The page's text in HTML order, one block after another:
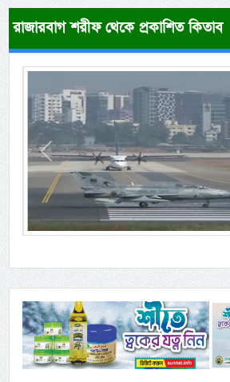
রাজারবাগ শরীফ থেকে প্রকাশিত কিতাব
Previous